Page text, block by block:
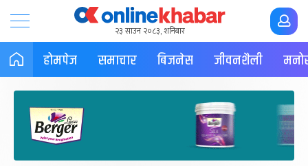
२३ साउन २०८३, शनिबार
होमपेज समाचार बिजनेस जीवनशैली